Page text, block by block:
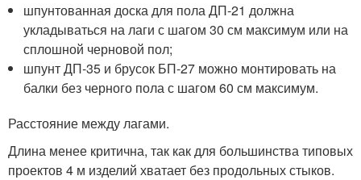
шпунтованная доска для пола ДП-21 должна
укладываться на лаги с шагом 30 см максимум или на
сплошной черновой пол;
шпунт ДП-35 и брусок БП-27 можно монтировать на
балки без черного пола с шагом 60 см максимум.
Расстояние между лагами.
Длина менее критична, так как для большинства типовых
проектов 4 м изделий хватает без продольных стыков.